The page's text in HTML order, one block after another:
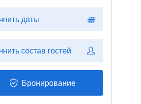
даты
состав гостей
Бронирование